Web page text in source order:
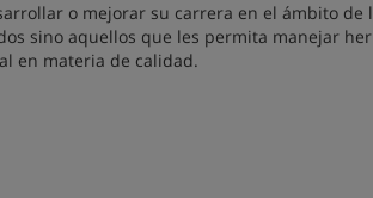
o mejorar su carrera en el ámbito
sino aquellos que les permita manejar
en materia de calidad.